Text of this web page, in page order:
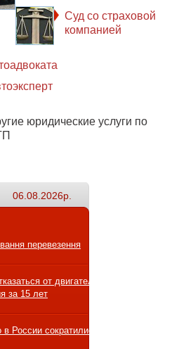
Суд со страховой
компанией
юридические услуги по
06.08.2026р.
перевезення
от двигателей
за 15 лет
России сократились на 10